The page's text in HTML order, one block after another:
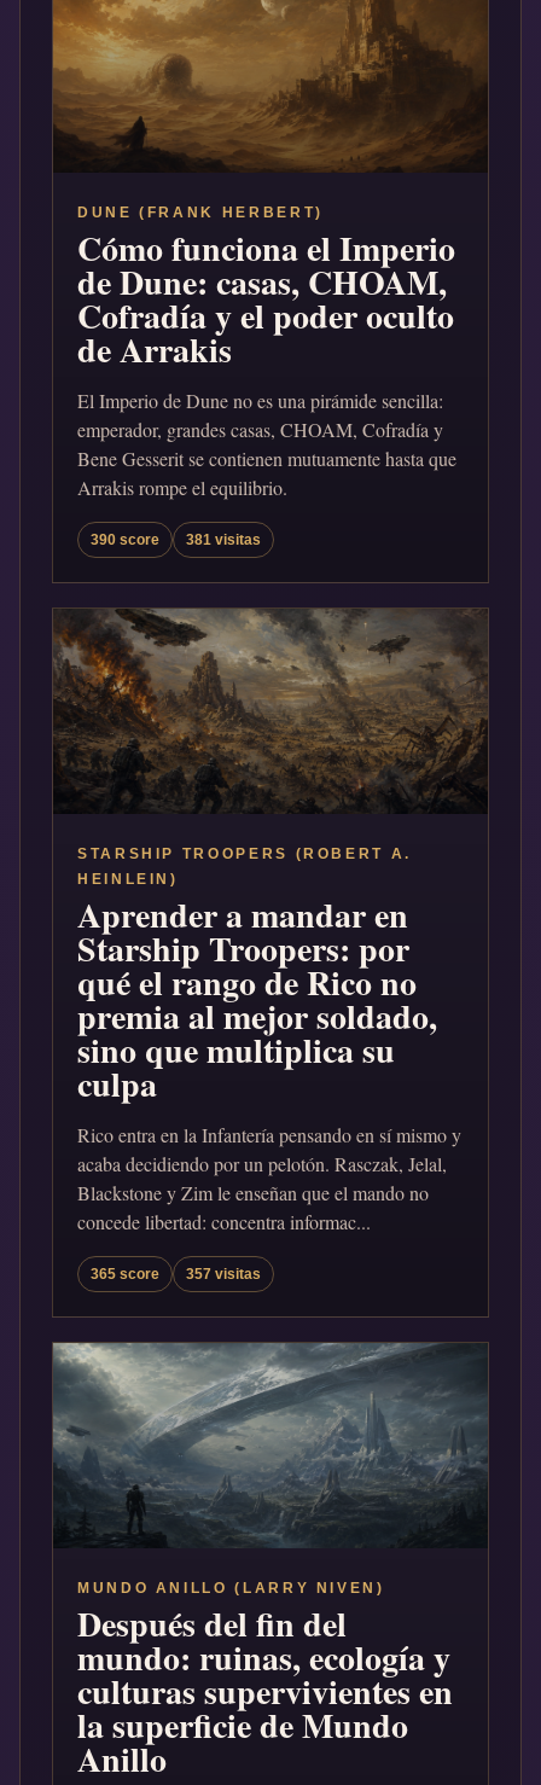
DUNE (FRANK HERBERT)
Cómo funciona el Imperio
de Dune: casas, CHOAM,
Cofradía y el poder oculto
de Arrakis
El Imperio de Dune no es una pirámide sencilla:
emperador, grandes casas, CHOAM, Cofradía y
Bene Gesserit se contienen mutuamente hasta que
Arrakis rompe el equilibrio.
390 score 381 visitas
STARSHIP TROOPERS (ROBERT A.
HEINLEIN)
Aprender a mandar en
Starship Troopers: por
qué el rango de Rico no
premia al mejor soldado,
sino que multiplica su
culpa
Rico entra en la Infantería pensando en sí mismo y
acaba decidiendo por un pelotón. Rasczak, Jelal,
Blackstone y Zim le enseñan que el mando no
concede libertad: concentra informac...
365 score 357 visitas
MUNDO ANILLO (LARRY NIVEN)
Después del fin del
mundo: ruinas, ecología y
culturas supervivientes en
la superficie de Mundo
Anillo